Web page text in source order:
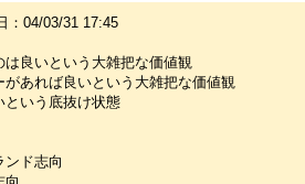
：04/03/31 17:45
良いという大雑把な価値観
あれば良いという大雑把な価値観
いう底抜け状態
ド志向